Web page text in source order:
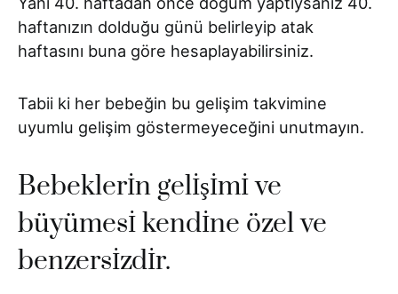
haftanızın dolduğu günü belirleyip atak
haftasını buna göre hesaplayabilirsiniz.
Tabii ki her bebeğin bu gelişim takvimine
uyumlu gelişim göstermeyeceğini unutmayın.
Bebeklerİn gelİşİmİ ve
büyümesİ kendİne özel ve
benzersİzdİr.